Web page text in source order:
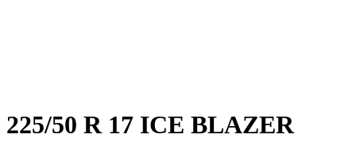
225/50 R 17 ICE BLAZER